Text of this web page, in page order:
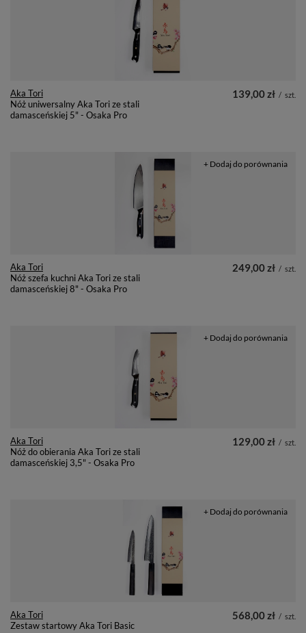
Aka Tori
Nóż uniwersalny Aka Tori ze stali
damasceńskiej 5" - Osaka Pro
139,00 zł / szt.
Aka Tori
Nóż szefa kuchni Aka Tori ze stali
damasceńskiej 8" - Osaka Pro
249,00 zł / szt.
+ Dodaj do porównania
Aka Tori
Nóż do obierania Aka Tori ze stali
damasceńskiej 3,5" - Osaka Pro
129,00 zł / szt.
+ Dodaj do porównania
Aka Tori
Zestaw startowy Aka Tori Basic
568,00 zł / szt.
+ Dodaj do porównania